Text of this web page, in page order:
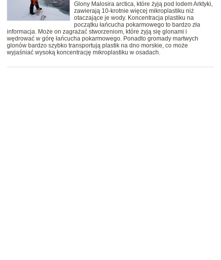
Glony Malosira arctica, które żyją pod lodem Arktyki,
zawierają 10-krotnie więcej mikroplastiku niż
otaczające je wody. Koncentracja plastiku na
początku łańcucha pokarmowego to bardzo zła
informacja. Może on zagrażać stworzeniom, które żyją się glonami i
wędrować w górę łańcucha pokarmowego. Ponadto gromady martwych
glonów bardzo szybko transportują plastik na dno morskie, co może
wyjaśniać wysoką koncentrację mikroplastiku w osadach.